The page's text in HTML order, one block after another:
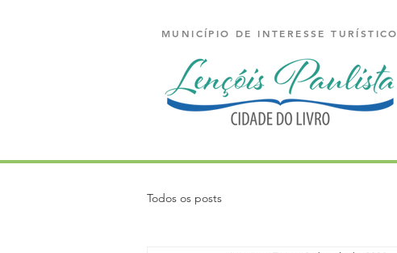
MUNICÍPIO DE INTERESSE TURÍSTICO
Todos os posts